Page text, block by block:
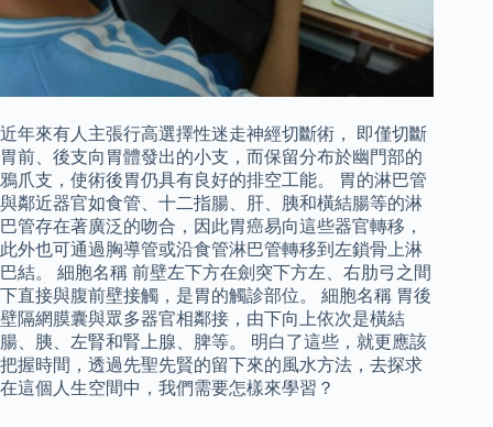
近年來有人主張行高選擇性迷走神經切斷術， 即僅切斷
胃前、後支向胃體發出的小支，而保留分布於幽門部的
鴉爪支，使術後胃仍具有良好的排空工能。 胃的淋巴管
與鄰近器官如食管、十二指腸、肝、胰和橫結腸等的淋
巴管存在著廣泛的吻合，因此胃癌易向這些器官轉移，
此外也可通過胸導管或沿食管淋巴管轉移到左鎖骨上淋
巴結。 細胞名稱 前壁左下方在劍突下方左、右肋弓之間
下直接與腹前壁接觸，是胃的觸診部位。 細胞名稱 胃後
壁隔網膜囊與眾多器官相鄰接，由下向上依次是橫結
腸、胰、左腎和腎上腺、脾等。 明白了這些，就更應該
把握時間，透過先聖先賢的留下來的風水方法，去探求
在這個人生空間中，我們需要怎樣來學習？